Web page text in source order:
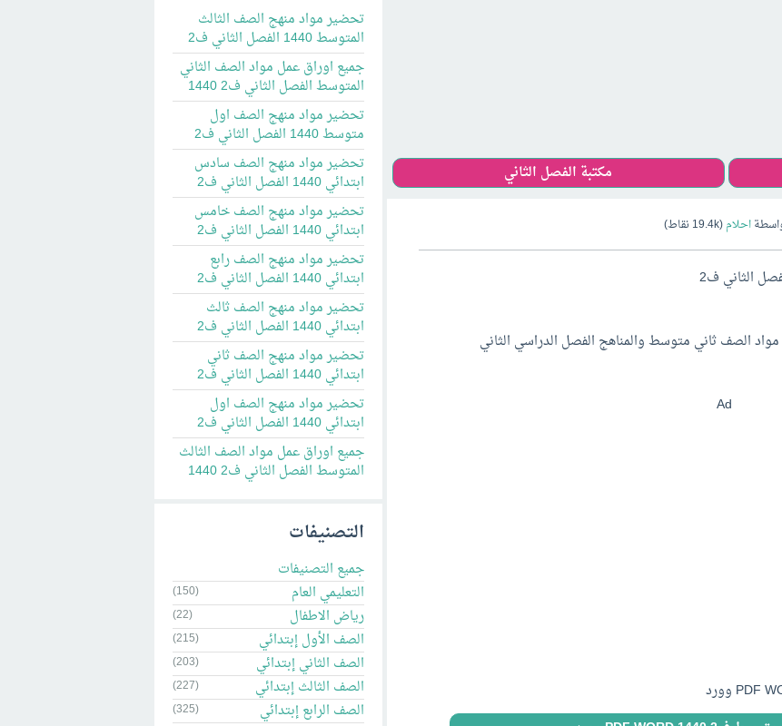
مكتبة الفصل الثاني
احلام(
19.4kنقاط)
الصف ثاني متوسط والمناهج الفصل الدراسي الثاني
Ad
تحضير مواد منهج الصف الثالث
المتوسط 1440 الفصل الثاني ف2
جميع اوراق عمل مواد الصف الثاني
المتوسط الفصل الثاني ف2 1440
تحضير مواد منهج الصف اول
متوسط 1440 الفصل الثاني ف2
تحضير مواد منهج الصف سادس
ابتدائي 1440 الفصل الثاني ف2
تحضير مواد منهج الصف خامس
ابتدائي 1440 الفصل الثاني ف2
تحضير مواد منهج الصف رابع
ابتدائي 1440 الفصل الثاني ف2
تحضير مواد منهج الصف ثالث
ابتدائي 1440 الفصل الثاني ف2
تحضير مواد منهج الصف ثاني
ابتدائي 1440 الفصل الثاني ف2
تحضير مواد منهج الصف اول
ابتدائي 1440 الفصل الثاني ف2
جميع اوراق عمل مواد الصف الثالث
المتوسط الفصل الثاني ف2 1440
التصنيفات
جميع التصنيفات
التعليمي العام
(150)
رياض الاطفال (22)
الصف الأول إبتدائي (215)
الصف الثاني إبتدائي (203)
الصف الثالث إبتدائي (227)
الصف الرابع إبتدائي (325)